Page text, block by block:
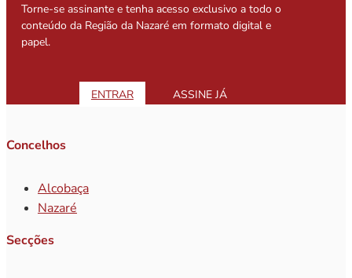
Torne-se assinante e tenha acesso exclusivo a todo o
conteúdo da Região da Nazaré em formato digital e
papel.
ENTRAR ASSINE JÁ
Concelhos
Alcobaça
Nazaré
Secções